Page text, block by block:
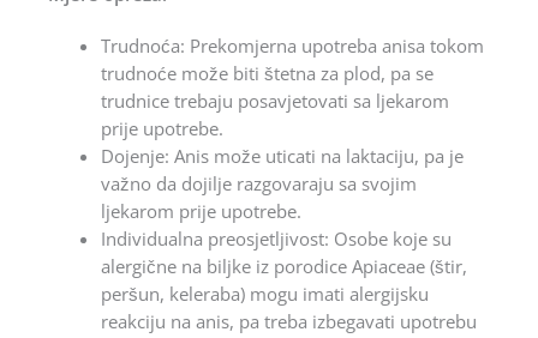
Trudnoća: Prekomjerna upotreba anisa tokom
trudnoće može biti štetna za plod, pa se
trudnice trebaju posavjetovati sa ljekarom
prije upotrebe.
Dojenje: Anis može uticati na laktaciju, pa je
važno da dojilje razgovaraju sa svojim
ljekarom prije upotrebe.
Individualna preosjetljivost: Osobe koje su
alergične na biljke iz porodice Apiaceae (štir,
peršun, keleraba) mogu imati alergijsku
reakciju na anis, pa treba izbegavati upotrebu